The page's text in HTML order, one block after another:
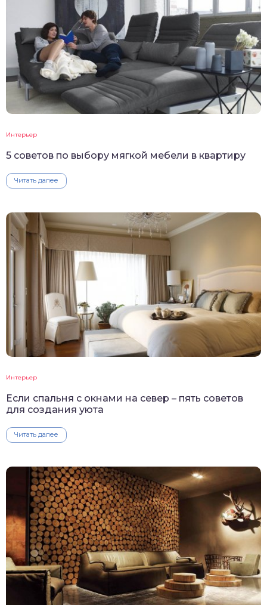
Интерьер
5 советов по выбору мягкой мебели в квартиру
Читать далее
Интерьер
Если спальня с окнами на север – пять советов
для создания уюта
Читать далее